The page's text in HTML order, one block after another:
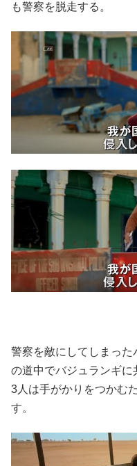
も警察を脱走する。
警察を敵にしてしまっ
の道中でバジュランギに
3人は手がかりをつかむ
す。